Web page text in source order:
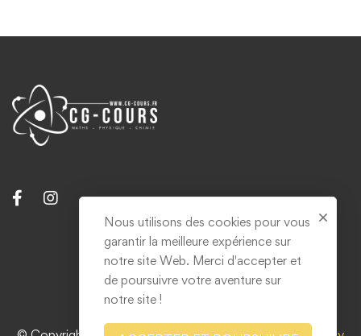
Contact
Mentions légales & RGPD
Nous utilisons des cookies pour vous
garantir la meilleure expérience sur
notre site Web. Merci d'accepter et
de poursuivre votre aventure sur
notre site !